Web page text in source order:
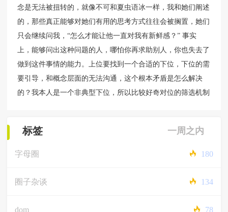
念是无法被扭转的，就像不可和夏虫语冰一样，我和她们阐述
的，那些真正能够对她们有用的思考方式往往会被搁置，她们
只会继续问我，“怎么才能让他一直对我有新鲜感？” 事实
上，能够问出这种问题的人，哪怕你再求助别人，你也失去了
做到这件事情的能力。上位要找到一个合适的下位，下位的需
要引导，和概念层面的无法沟通，这个根本矛盾是怎么解决
的？我本人是一个非典型下位，所以比较好奇对位的筛选机制
标签 一周之内
字母圈 180
圈子杂谈 134
dom 78